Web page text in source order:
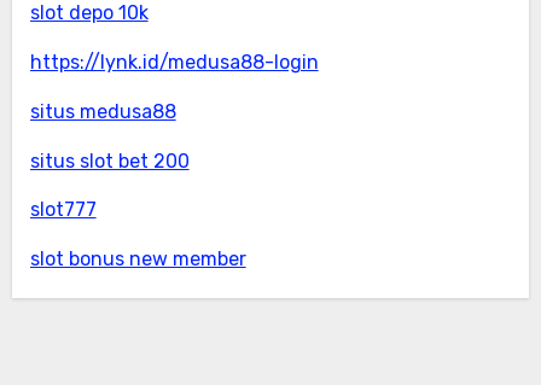
slot depo 10k
https://lynk.id/medusa88-login
situs medusa88
situs slot bet 200
slot777
slot bonus new member